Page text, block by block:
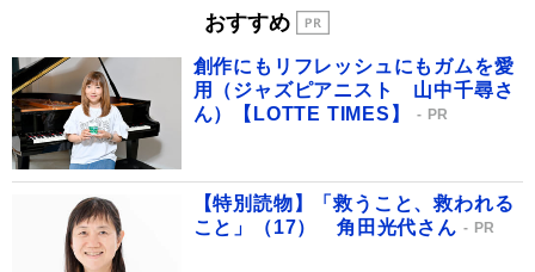
おすすめ
創作にもリフレッシュにもガムを愛
用（ジャズピアニスト 山中千尋さ
ん）【LOTTE TIMES】
PR
【特別読物】「救うこと、救われる
こと」（17） 角田光代さん
PR